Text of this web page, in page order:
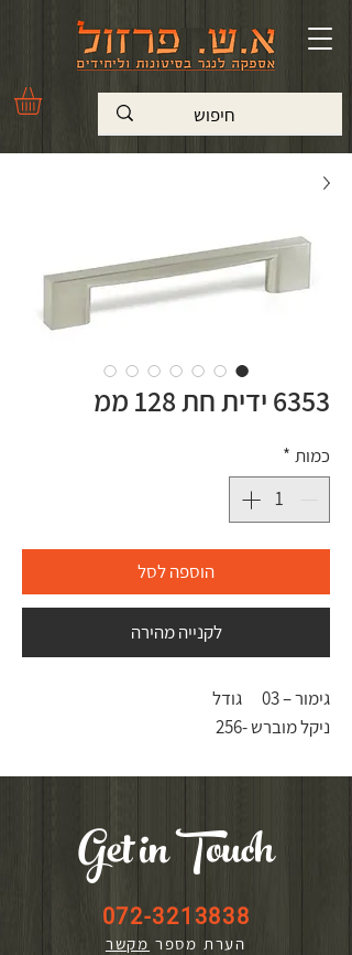
6353 ידית חת 128 ממ
כמות *
הוספה לסל
לקנייה מהירה
גימור – 03
גודל
ניקל מוברש -256
Get in Touch
072-3213838
הערת מספר מקשר